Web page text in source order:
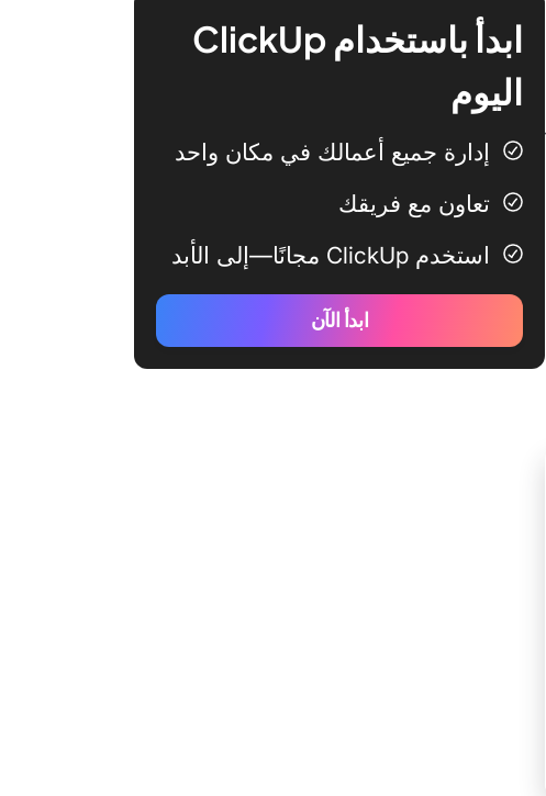
ابدأ باستخدام ClickUp
اليوم
إدارة جميع أعمالك في مكان واحد
تعاون مع فريقك
استخدم ClickUp مجانًا—إلى الأبد
ابدأ الآن